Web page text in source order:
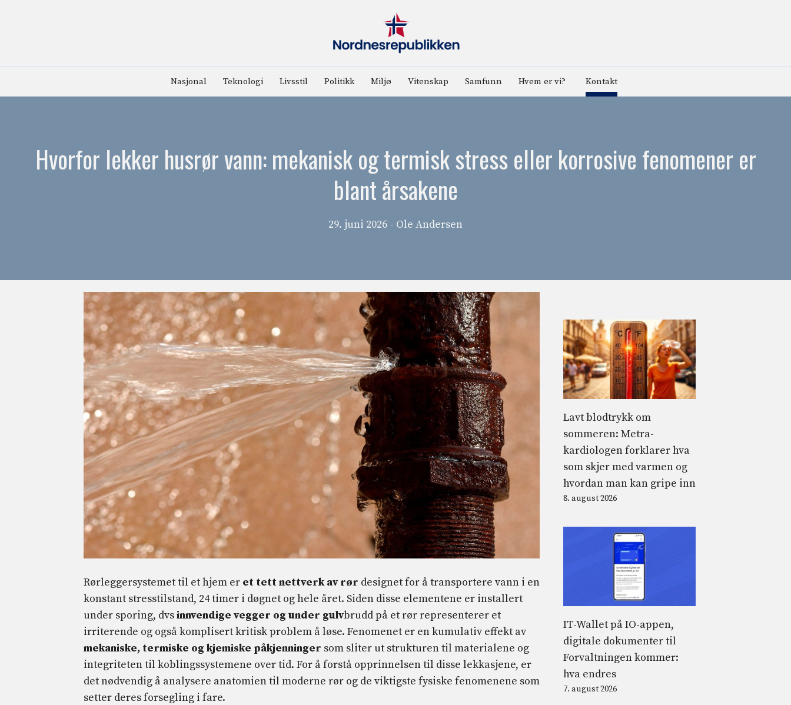
Nasjonal Teknologi Livsstil Politikk Miljø Vitenskap Samfunn Hvem er vi? Kontakt
Hvorfor lekker husrør vann: mekanisk og termisk stress eller korrosive fenomener er
blant årsakene
29. juni 2026 - Ole Andersen
Rørleggersystemet til et hjem er et tett nettverk av rør designet for å transportere vann i en
konstant stresstilstand, 24 timer i døgnet og hele året. Siden disse elementene er installert
under sporing, dvsinnvendige vegger og under gulvbrudd på et rør representerer et
irriterende og også komplisert kritisk problem å løse. Fenomenet er en kumulativ effekt av
mekaniske, termiske og kjemiske påkjenninger som sliter ut strukturen til materialene og
integriteten til koblingssystemene over tid. For å forstå opprinnelsen til disse lekkasjene, er
det nødvendig å analysere anatomien til moderne rør og de viktigste fysiske fenomenene som
setter deres forsegling i fare.
Lavt blodtrykk om
sommeren: Metra-
kardiologen forklarer hva
som skjer med varmen og
hvordan man kan gripe inn
8. august 2026
IT-Wallet på IO-appen,
digitale dokumenter til
Forvaltningen kommer:
hva endres
7. august 2026